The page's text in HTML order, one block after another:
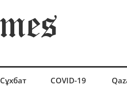
Сұхбат COVID-19